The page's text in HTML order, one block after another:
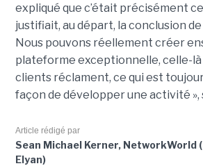
expliqué que c’était précisément
justifiait, au départ, la conclusion
Nous pouvons réellement créer
plateforme exceptionnelle, celle-là
clients réclament, ce qui est
façon de développer une activité »,
Article rédigé par
Sean Michael Kerner, NetworkWorld
Elyan)